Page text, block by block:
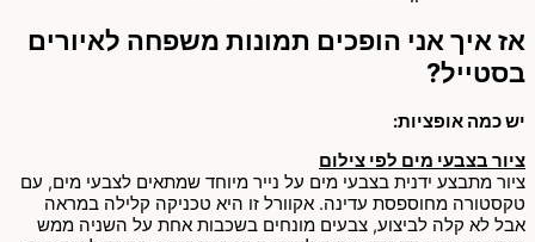
אז איך אני הופכים תמונות משפחה לאיורים
בסטייל?
יש כמה אופציות:
ציור בצבעי מים לפי צילום
ציור מתבצע ידנית בצבעי מים על נייר מיוחד שמתאים לצבעי מים, עם
טקסטורה מחוספסת עדינה. אקוורל זו היא טכניקה קלילה במראה
אבל לא קלה לביצוע, צבעים מונחים בשכבות אחת על השניה ממש